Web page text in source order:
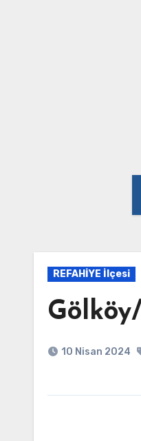
REFAHİYE İlçesi
10 Nisan 2024